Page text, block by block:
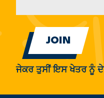
ਜੇਕਰ ਤੁਸੀਂ ਇਸ ਖੇਤਰ ਨੂੰ